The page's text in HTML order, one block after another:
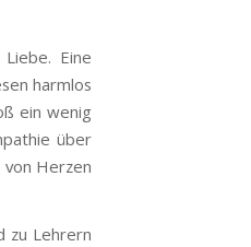
Eine
harmlos
ein wenig
über
Herzen
zu Lehrern